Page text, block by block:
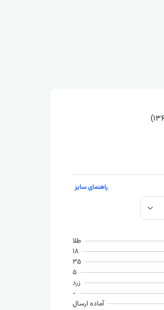
راهنمای سایز
طلا
18
35
5
زرد
-
آماده ارسال